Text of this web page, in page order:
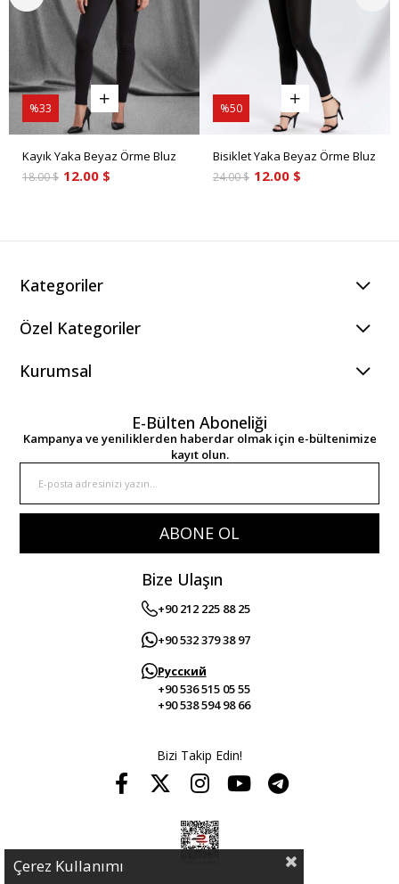
Kayık Yaka Beyaz Örme Bluz
12.00 $
18.00 $
%33
Bisiklet Yaka Beyaz Örme Bluz
12.00 $
24.00 $
%50
Kategoriler
Özel Kategoriler
Kurumsal
E-Bülten Aboneliği
Kampanya ve yeniliklerden haberdar olmak için e-bültenimize
kayıt olun.
ABONE OL
Bize Ulaşın
+90 212 225 88 25
+90 532 379 38 97
Русский
+90 536 515 05 55
+90 538 594 98 66
Bizi Takip Edin!
Çerez Kullanımı